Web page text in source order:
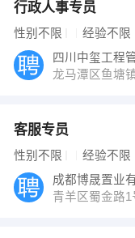
【泸州
行政人事专员
性别不限 经验不限
四川中玺工程
龙马潭区鱼塘
客服专员
性别不限 经验不限
成都博晟置业
青羊区蜀金路1